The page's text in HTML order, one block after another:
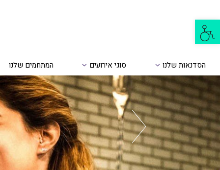
פתח
סרגל
נגישות
הסדנאות שלנו סוגי אירועים המתחמים שלנו